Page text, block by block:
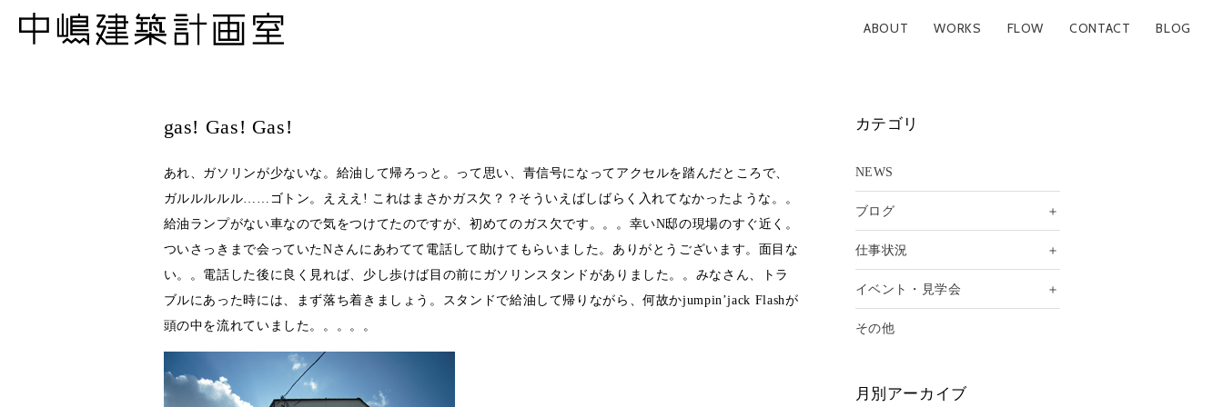
ABOUT WORKS FLOW CONTACT BLOG
gas! Gas! Gas!
あれ、ガソリンが少ないな。給油して帰ろっと。って思い、青信号になってアクセルを踏んだところで、
ガルルルルル……ゴトン。えええ! これはまさかガス欠？？そういえばしばらく入れてなかったような。。
給油ランプがない車なので気をつけてたのですが、初めてのガス欠です。。。幸いN邸の現場のすぐ近く。
ついさっきまで会っていたNさんにあわてて電話して助けてもらいました。ありがとうございます。面目な
い。。電話した後に良く見れば、少し歩けば目の前にガソリンスタンドがありました。。みなさん、トラ
ブルにあった時には、まず落ち着きましょう。スタンドで給油して帰りながら、何故かjumpin’jack Flashが
頭の中を流れていました。。。。。
カテゴリ
NEWS
ブログ ＋
仕事状況 ＋
イベント・見学会 ＋
その他
月別アーカイブ